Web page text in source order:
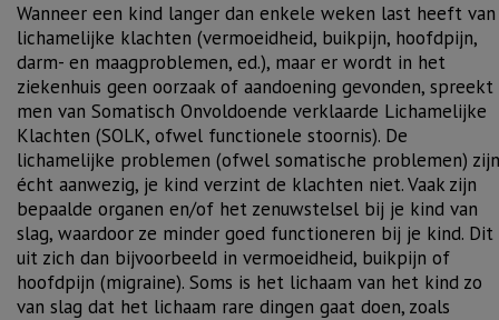
Wanneer een kind langer dan enkele weken last heeft van
lichamelijke klachten (vermoeidheid, buikpijn, hoofdpijn,
darm- en maagproblemen, ed.), maar er wordt in het
ziekenhuis geen oorzaak of aandoening gevonden, spreekt
men van Somatisch Onvoldoende verklaarde Lichamelijke
Klachten (SOLK, ofwel functionele stoornis). De
lichamelijke problemen (ofwel somatische problemen) zijn
écht aanwezig, je kind verzint de klachten niet. Vaak zijn
bepaalde organen en/of het zenuwstelsel bij je kind van
slag, waardoor ze minder goed functioneren bij je kind. Dit
uit zich dan bijvoorbeeld in vermoeidheid, buikpijn of
hoofdpijn (migraine). Soms is het lichaam van het kind zo
van slag dat het lichaam rare dingen gaat doen, zoals